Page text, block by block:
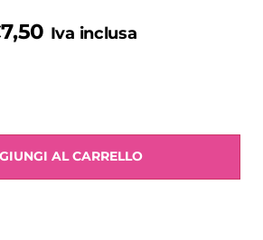
7,50 Iva inclusa
AL CARRELLO